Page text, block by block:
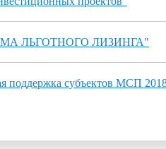
ЛЬГОТНОГО ЛИЗИНГА"
поддержка субъектов МСП